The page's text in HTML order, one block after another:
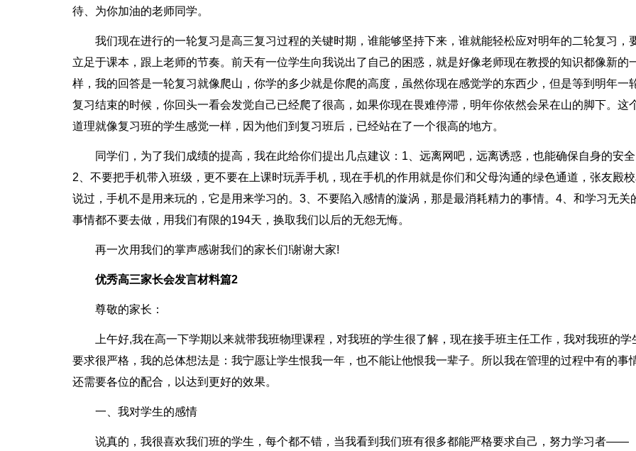
待、为你加油的老师同学。
我们现在进行的一轮复习是高三复习过程的关键时期，谁能够坚持下来，谁就能轻松应对明年的二轮复习，
立足于课本，跟上老师的节奏。前天有一位学生向我说出了自己的困惑，就是好像老师现在教授的知识都像新的
样，我的回答是一轮复习就像爬山，你学的多少就是你爬的高度，虽然你现在感觉学的东西少，但是等到明年一
复习结束的时候，你回头一看会发觉自己已经爬了很高，如果你现在畏难停滞，明年你依然会呆在山的脚下。这
道理就像复习班的学生感觉一样，因为他们到复习班后，已经站在了一个很高的地方。
同学们，为了我们成绩的提高，我在此给你们提出几点建议：1、远离网吧，远离诱惑，也能确保自身的安全
2、不要把手机带入班级，更不要在上课时玩弄手机，现在手机的作用就是你们和父母沟通的绿色通道，张友殿
说过，手机不是用来玩的，它是用来学习的。3、不要陷入感情的漩涡，那是最消耗精力的事情。4、和学习无关
事情都不要去做，用我们有限的194天，换取我们以后的无怨无悔。
再一次用我们的掌声感谢我们的家长们!谢谢大家!
优秀高三家长会发言材料篇2
尊敬的家长：
上午好,我在高一下学期以来就带我班物理课程，对我班的学生很了解，现在接手班主任工作，我对我班的学
要求很严格，我的总体想法是：我宁愿让学生恨我一年，也不能让他恨我一辈子。所以我在管理的过程中有的事
还需要各位的配合，以达到更好的效果。
一、我对学生的感情
说真的，我很喜欢我们班的学生，每个都不错，当我看到我们班有很多都能严格要求自己，努力学习者——